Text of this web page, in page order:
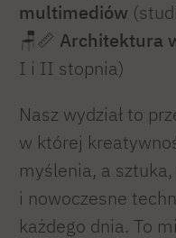
multimediów
🪑📏 Architektura
I i II stopnia)
Nasz wydział to
w której
myślenia, a
i nowoczesne
każdego dnia. To